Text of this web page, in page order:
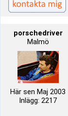
porschedriver
Malmö
Här sen Maj 2003
Inlägg: 2217